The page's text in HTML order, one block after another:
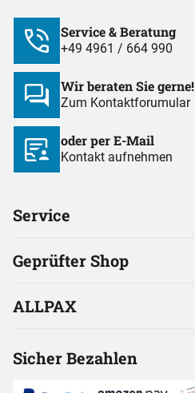
Service & Beratung
+49 4961 / 664 990
Wir beraten Sie gerne!
Zum Kontaktforumular
oder per E-Mail
Kontakt aufnehmen
Service
Geprüfter Shop
ALLPAX
Sicher Bezahlen